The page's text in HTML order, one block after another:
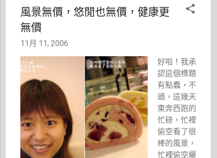
總是可以跟
會講話但又
讓人感受到
她的真誠，
而且她處理
事情的功夫
真是一流。
以前潔希卡
還負責讀者
服務部，專
六、七家店
採訪，當我
東區的「麻
布茶坊」繼
續採訪時，
整個人都累
癱了，我疲
倦地靠在牆
邊，此時麻
布的公關為
風景無價，悠閒也無價，健康更
無價
11月 11, 2006
好啦！我承
認這個標題
有點蠢，不
過，這幾天
東奔西跑的
忙碌，忙裡
偷空看了很
棒的風景，
忙裡偷空曬